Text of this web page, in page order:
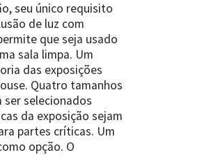
seu único requisito
de luz com
que seja usado
sala limpa. Um
das exposições
Quatro tamanhos
ser selecionados
da exposição sejam
partes críticas. Um
opção. O